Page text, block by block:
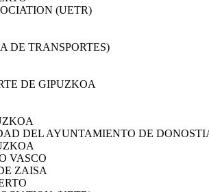
(UETR)
DE TRANSPORTES)
DE GIPUZKOA
DEL AYUNTAMIENTO DE DONOSTIA
VASCO
ZAISA
(UETR)